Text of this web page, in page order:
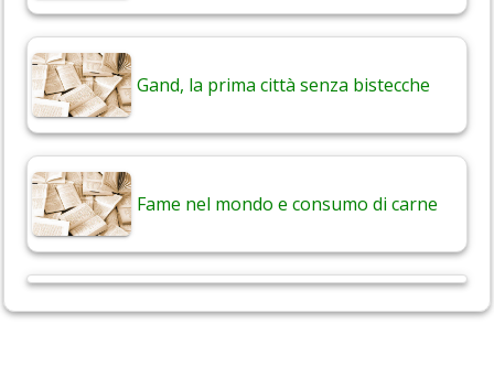
Gand, la prima città senza bistecche
Fame nel mondo e consumo di carne